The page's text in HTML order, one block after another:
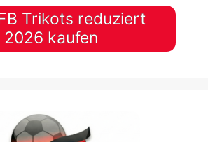
Trikots reduziert
2026 kaufen